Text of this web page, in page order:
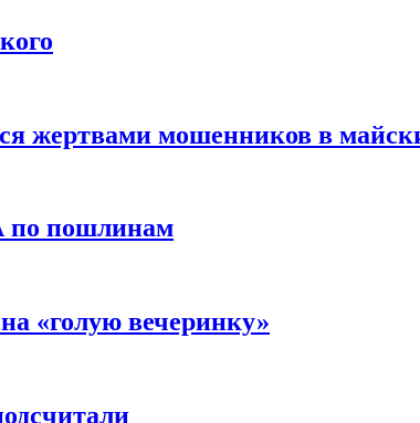
жертвами мошенников в
по пошлинам
«голую вечеринку»